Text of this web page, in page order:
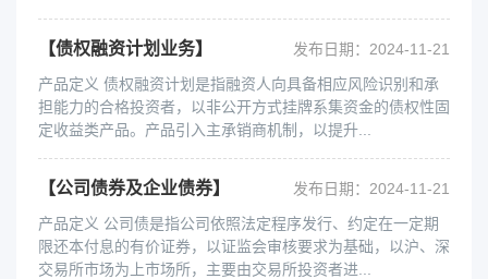
发布日期：2024-11-21
【债权融资计划业务】
产品定义 债权融资计划是指融资人向具备相应风险识别和承
担能力的合格投资者，以非公开方式挂牌系集资金的债权性固
定收益类产品。产品引入主承销商机制，以提升...
发布日期：2024-11-21
【公司债券及企业债券】
产品定义 公司债是指公司依照法定程序发行、约定在一定期
限还本付息的有价证券，以证监会审核要求为基础，以沪、深
交易所市场为上市场所，主要由交易所投资者进...